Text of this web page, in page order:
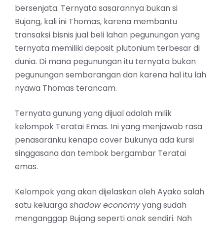
bersenjata. Ternyata sasarannya bukan si
Bujang, kali ini Thomas, karena membantu
transaksi bisnis jual beli lahan pegunungan yang
ternyata memiliki deposit plutonium terbesar di
dunia. Di mana pegunungan itu ternyata bukan
pegunungan sembarangan dan karena hal itu lah
nyawa Thomas terancam.
Ternyata gunung yang dijual adalah milik
kelompok Teratai Emas. Ini yang menjawab rasa
penasaranku kenapa cover bukunya ada kursi
singgasana dan tembok bergambar Teratai
emas.
Kelompok yang akan dijelaskan oleh Ayako salah
satu keluarga shadow economyyang sudah
menganggap Bujang seperti anak sendiri. Nah